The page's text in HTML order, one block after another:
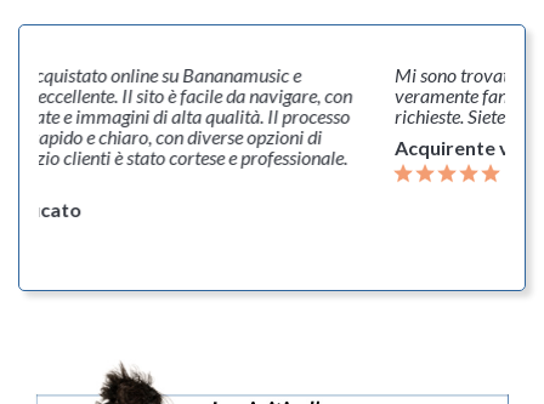
e
con
Il processo
di
Mi sono trovato veramente bene e l'assistenza clienti
veramente fantastica nel supportare ed esaudire le
richieste. Siete grandissimi!
Acquirente verificato